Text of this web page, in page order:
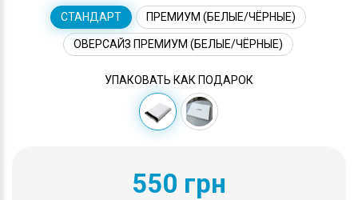
СТАНДАРТ
ПРЕМИУМ (БЕЛЫЕ/ЧЁРНЫЕ)
ОВЕРСАЙЗ ПРЕМИУМ (БЕЛЫЕ/ЧЁРНЫЕ)
УПАКОВАТЬ КАК ПОДАРОК
550 грн